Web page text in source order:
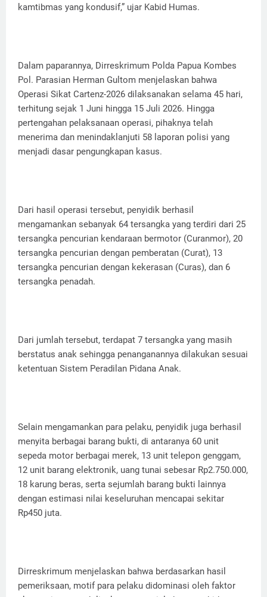
kamtibmas yang kondusif,” ujar Kabid Humas.
Dalam paparannya, Dirreskrimum Polda Papua Kombes
Pol. Parasian Herman Gultom menjelaskan bahwa
Operasi Sikat Cartenz-2026 dilaksanakan selama 45 hari,
terhitung sejak 1 Juni hingga 15 Juli 2026. Hingga
pertengahan pelaksanaan operasi, pihaknya telah
menerima dan menindaklanjuti 58 laporan polisi yang
menjadi dasar pengungkapan kasus.
Dari hasil operasi tersebut, penyidik berhasil
mengamankan sebanyak 64 tersangka yang terdiri dari 25
tersangka pencurian kendaraan bermotor (Curanmor), 20
tersangka pencurian dengan pemberatan (Curat), 13
tersangka pencurian dengan kekerasan (Curas), dan 6
tersangka penadah.
Dari jumlah tersebut, terdapat 7 tersangka yang masih
berstatus anak sehingga penanganannya dilakukan sesuai
ketentuan Sistem Peradilan Pidana Anak.
Selain mengamankan para pelaku, penyidik juga berhasil
menyita berbagai barang bukti, di antaranya 60 unit
sepeda motor berbagai merek, 13 unit telepon genggam,
12 unit barang elektronik, uang tunai sebesar Rp2.750.000,
18 karung beras, serta sejumlah barang bukti lainnya
dengan estimasi nilai keseluruhan mencapai sekitar
Rp450 juta.
Dirreskrimum menjelaskan bahwa berdasarkan hasil
pemeriksaan, motif para pelaku didominasi oleh faktor